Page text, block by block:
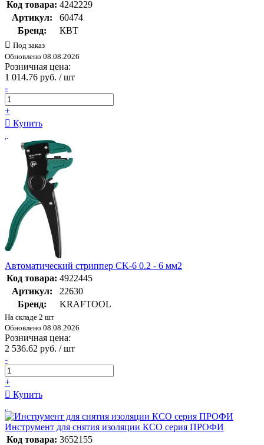
Код товара: 4242229
Артикул:
60474
Бренд:
КВТ
Под заказ
Обновлено 08.08.2026
Розничная цена:
1 014.76 руб. / шт
-
+
Купить
Автоматический стриппер CK-6 0.2 - 6 мм2
Код товара: 4922445
Артикул:
22630
Бренд:
KRAFTOOL
На складе 2 шт
Обновлено 08.08.2026
Розничная цена:
2 536.62 руб. / шт
-
+
Купить
Инструмент для снятия изоляции КСО серия ПРОФИ
Код товара: 3652155